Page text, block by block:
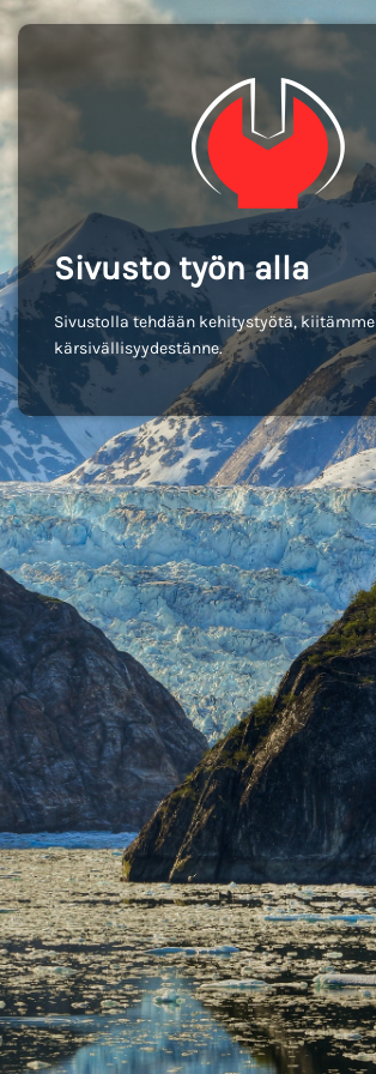
Sivusto työn alla
Sivustolla tehdään kehitystyötä, kiitämme
kärsivällisyydestänne.